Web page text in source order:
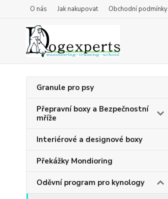
O nás Jak nakupovat Obchodní podmínky
Granule pro psy
Přepravní boxy a Bezpečnostní
mříže
Interiérové a designové boxy
Překážky Mondioring
Oděvní program pro kynology